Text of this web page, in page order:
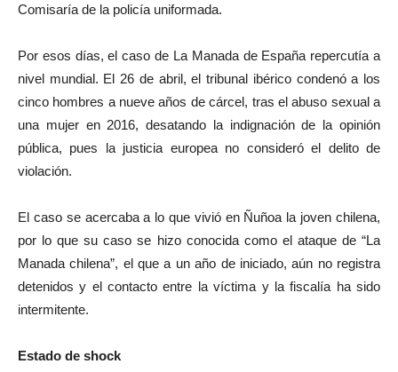
Comisaría de la policía uniformada.
Por esos días, el caso de La Manada de España repercutía a
nivel mundial. El 26 de abril, el tribunal ibérico condenó a los
cinco hombres a nueve años de cárcel, tras el abuso sexual a
una mujer en 2016, desatando la indignación de la opinión
pública, pues la justicia europea no consideró el delito de
violación.
El caso se acercaba a lo que vivió en Ñuñoa la joven chilena,
por lo que su caso se hizo conocida como el ataque de “La
Manada chilena”, el que a un año de iniciado, aún no registra
detenidos y el contacto entre la víctima y la fiscalía ha sido
intermitente.
Estado de shock